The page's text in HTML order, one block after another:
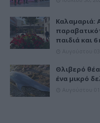
Καλαμαριά:
παιδιά και
Θλιβερό
ένα μικρό